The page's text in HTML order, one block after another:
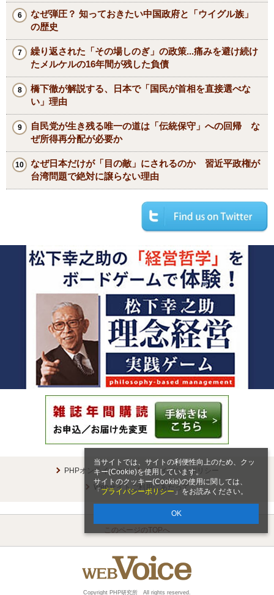
当サイトでは、サイトの利便性向上のため、クッ
キー(Cookie)を使用しています。
サイトのクッキー(Cookie)の使用に関しては、
「 プライバシーポリシー 」をお読みください。
OK
なぜ弾圧？ 知っておきたい中国政府と「ウイグル族」
の歴史
繰り返された「その場しのぎ」の政策...痛みを避け続け
たメルケルの16年間が残した負債
橋下徹が解説する、日本で「国民が首相を直接選べな
い」理由
自民党が生き残る唯一の道は「伝統保守」への回帰 な
ぜ所得再分配が必要か
なぜ日本だけが「目の敵」にされるのか 習近平政権が
台湾問題で絶対に譲らない理由
PHPオンラインとは
プライバシーポリシー
Webサイトご利用にあたって
このページのTOPへ
Copyright PHP研究所 All rights reserved.